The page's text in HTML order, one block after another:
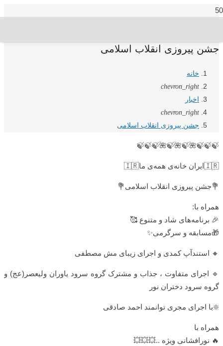
جشن پیروزی انقلاب اسلامی
خانه
chevron_right
اخبار
chevron_right
جشن پیروزی انقلاب اسلامی
🍃🍃🍃🌺🍃🌺🍃🌺🍃🍃🍃
🇮🇷ایران خانه‌ی همه‌ی ما🇮🇷
💐جشن پیروزی انقلاب اسلامی💐
همراه با:
🎉 برنامه‌های شاد و متنوع 🥰
🎁مسابقه و سرگرمی✨
🔸 استندآپ کمدی و اجرای زیبای مش مصطفی
🔹 اجرای متفاوت ، جذاب و مشترک گروه سرود یاوران ولیعصر(عج) و
گروه سرود دختران نور
❇️با اجرای مجری توانمند احمد صادقی
همراه با
🔥 نورافشانی ویژه ..💥💥💥